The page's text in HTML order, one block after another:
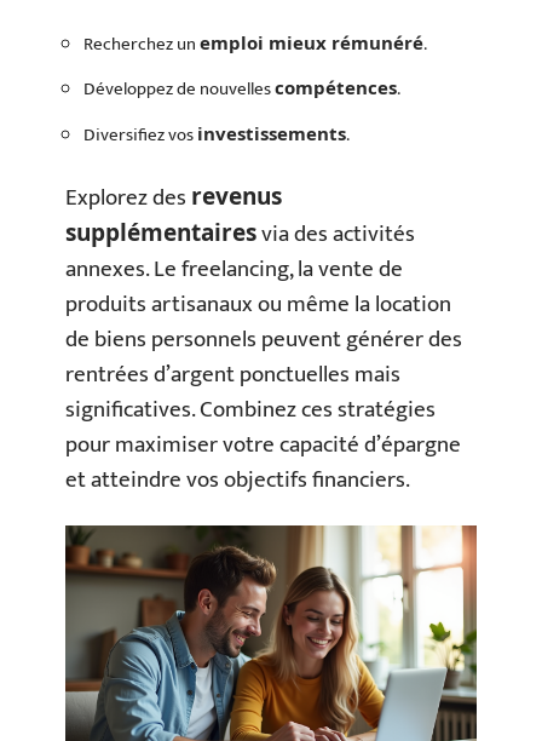
Recherchez un emploi mieux rémunéré.
Développez de nouvellescompétences.
Diversifiez vos investissements.
Explorez des revenus
supplémentairesvia des activités
annexes. Le freelancing, la vente de
produits artisanaux ou même la location
de biens personnels peuvent générer des
rentrées d’argent ponctuelles mais
significatives. Combinez ces stratégies
pour maximiser votre capacité d’épargne
et atteindre vos objectifs financiers.